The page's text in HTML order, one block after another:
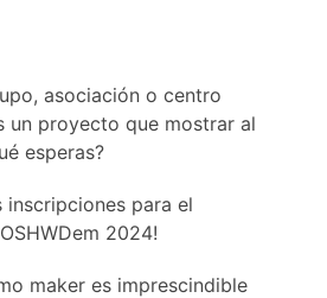
asociación o centro
un proyecto que mostrar al
esperas?
inscripciones para el
2024!
maker es imprescindible